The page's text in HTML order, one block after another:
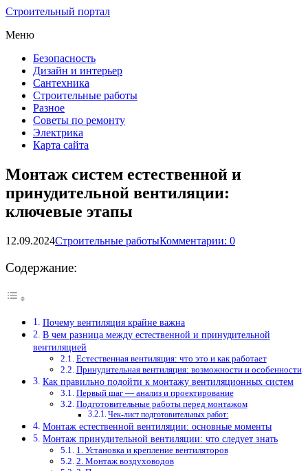
Строительный портал
Меню
Безопасность
Дизайн и интерьер
Сантехника
Строительные работы
Разное
Советы по ремонту
Электрика
Карта сайта
Монтаж систем естественной и
принудительной вентиляции:
ключевые этапы
12.09.2024Строительные работыКомментарии: 0
Содержание:
Почему вентиляция крайне важна
В чем разница между естественной и принудительной
вентиляцией
Естественная вентиляция: что это и как работает
Принудительная вентиляция: возможности и особенности
Как правильно подойти к монтажу вентиляционных систем
Первый шаг — анализ и проектирование
Подготовительные работы перед монтажом
Чек-лист подготовительных работ:
Монтаж естественной вентиляции: основные моменты
Монтаж принудительной вентиляции: что следует знать
1. Установка и крепление вентиляторов
2. Монтаж воздуховодов